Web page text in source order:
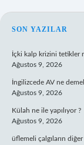
SON YAZILAR
İçki kalp krizini tetikler
Ağustos 9, 2026
İngilizcede AV ne
Ağustos 9, 2026
Külah ne ile yapılıyor ?
Ağustos 9, 2026
üflemeli çalgıların diğer